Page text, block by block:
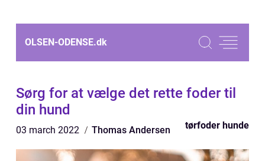
OLSEN-ODENSE.dk
Sørg for at vælge det rette foder til
din hund
03 march 2022 Thomas Andersen tørfoder hunde